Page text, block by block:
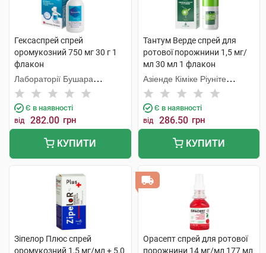
Гексаспрей спрей
оромукозний 750 мг 30 г 1
флакон
Лабораторії Бушара
Рекордаті
Є в наявності
від 282.00 грн
КУПИТИ
Тантум Верде спрей для
ротової порожнини 1,5 мг/
мл 30 мл 1 флакон
Азіенде Кіміке Ріуніте
Анжеліні Франческо
Є в наявності
від 286.50 грн
КУПИТИ
Зіпелор Плюс спрей
оромукозний 1,5 мг/мл + 5,0
Орасепт спрей для ротової
порожнини 14 мг/мл 177 мл